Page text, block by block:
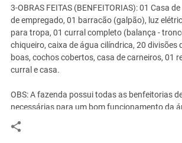
3-OBRAS FEITAS (BENFEITORIAS): 01 Casa
de empregado, 01 barracão (galpão), luz
para tropa, 01 curral completo (balança -
chiqueiro, caixa de água cilíndrica, 20 divisões
boas, cochos cobertos, casa de carneiros, 01
curral e casa.
OBS: A fazenda possui todas as benfeitorias
necessárias para um bom funcionamento da